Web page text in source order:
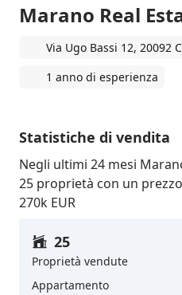
Marano Real
Via Ugo Bassi 12, 20092
1 anno di esperienza
Statistiche di vendita
Negli ultimi 24 mesi
25 proprietà con un
270k EUR
25
Proprietà vendute
Appartamento